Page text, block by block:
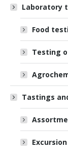
Laboratory
Food
Testing
Tastings